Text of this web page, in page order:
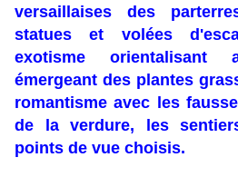
versaillaises des
statues et volées
exotisme
émergeant des plantes
romantisme avec les
de la verdure, les
points de vue choisis.